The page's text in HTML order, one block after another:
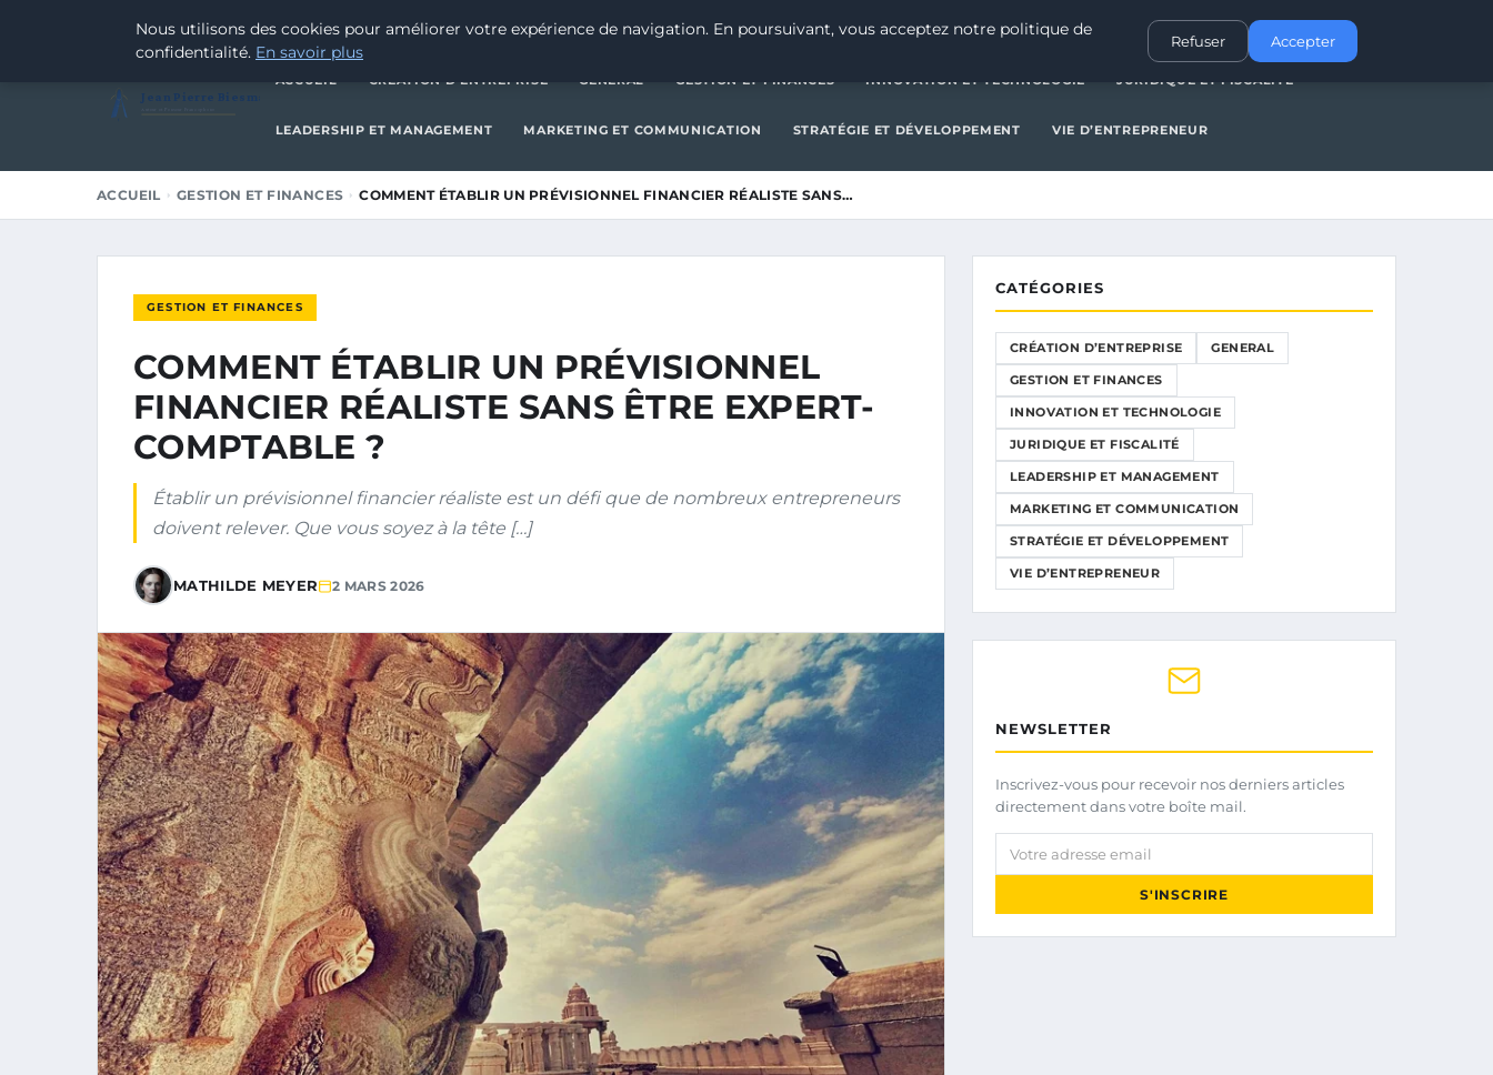
2 MARS 2026 GENERAL GESTION ET FINANCESINNOVATION ET TECHNOLOGIE
Jean Pierre Biesmans
ACCUEIL CRÉATION D’ENTREPRISE GENERAL GESTION ET FINANCES INNOVATION ET TECHNOLOGIE JURIDIQUE ET FISCALITÉ
LEADERSHIP ET MANAGEMENT MARKETING ET COMMUNICATION STRATÉGIE ET DÉVELOPPEMENT VIE D’ENTREPRENEUR
ACCUEIL GESTION ET FINANCES COMMENT ÉTABLIR UN PRÉVISIONNEL FINANCIER RÉALISTE SANS…
GESTION ET FINANCES
COMMENT ÉTABLIR UN PRÉVISIONNEL
FINANCIER RÉALISTE SANS ÊTRE EXPERT-
COMPTABLE ?
Établir un prévisionnel financier réaliste est un défi que de nombreux entrepreneurs
doivent relever. Que vous soyez à la tête […]
MATHILDE MEYER 2 MARS 2026
CATÉGORIES
CRÉATION D’ENTREPRISE GENERAL
GESTION ET FINANCES
INNOVATION ET TECHNOLOGIE
JURIDIQUE ET FISCALITÉ
LEADERSHIP ET MANAGEMENT
MARKETING ET COMMUNICATION
STRATÉGIE ET DÉVELOPPEMENT
VIE D’ENTREPRENEUR
NEWSLETTER
Inscrivez-vous pour recevoir nos derniers articles
directement dans votre boîte mail.
Votre adresse email
S'INSCRIRE
Nous utilisons des cookies pour améliorer votre expérience de navigation. En poursuivant, vous acceptez notre politique de
confidentialité. En savoir plus
Refuser Accepter